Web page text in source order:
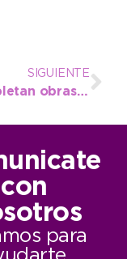
SIGUIENTE
Completan obras de renovación de semáforos en seis puntos de la ciudad
con
para